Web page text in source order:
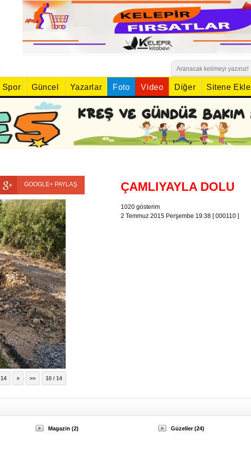
Spor Güncel Yazarlar Foto Video Diğer Sitene Ekle
14 » >> 10 / 14
ÇAMLIYAYLA DOLU
1020 gösterim
2 Temmuz 2015 Perşembe 19:38 [ 000110 ]
Magazin (2) Güzeller (24)